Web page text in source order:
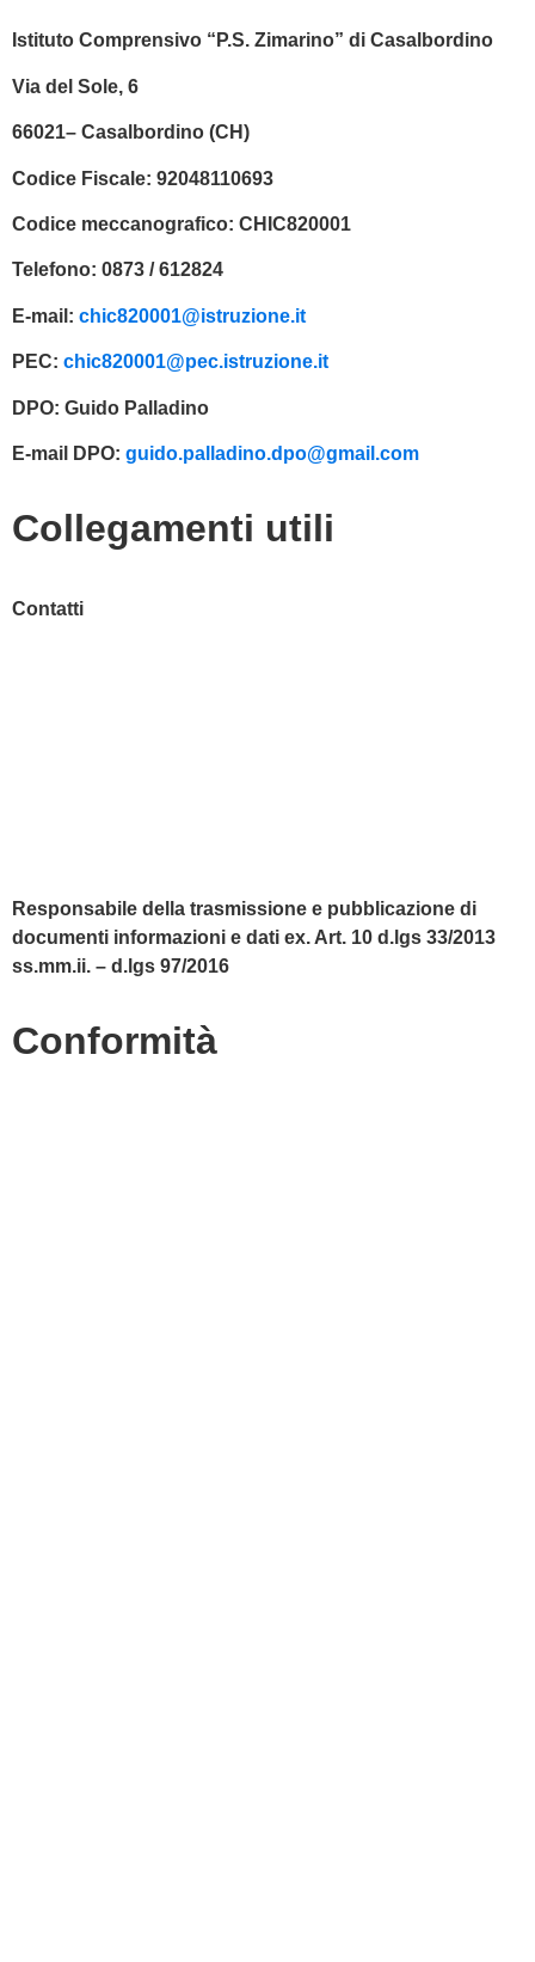
Istituto Comprensivo “P.S. Zimarino” di Casalbordino
Via del Sole, 6
66021– Casalbordino (CH)
Codice Fiscale: 92048110693
Codice meccanografico: CHIC820001
Telefono: 0873 / 612824
E-mail: chic820001@istruzione.it
PEC: chic820001@pec.istruzione.it
DPO: Guido Palladino
E-mail DPO: guido.palladino.dpo@gmail.com
Collegamenti utili
Contatti
Responsabile della trasmissione e pubblicazione di
documenti informazioni e dati ex. Art. 10 d.lgs 33/2013
ss.mm.ii. – d.lgs 97/2016
Conformità